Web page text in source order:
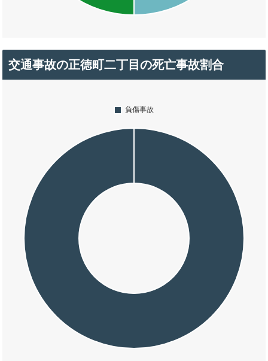
交通事故の正徳町二丁目の死亡事故割合